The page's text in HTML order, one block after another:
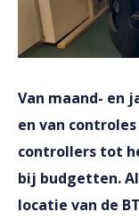
Van maand- en
en van
controllers tot
bij budgetten.
locatie van de